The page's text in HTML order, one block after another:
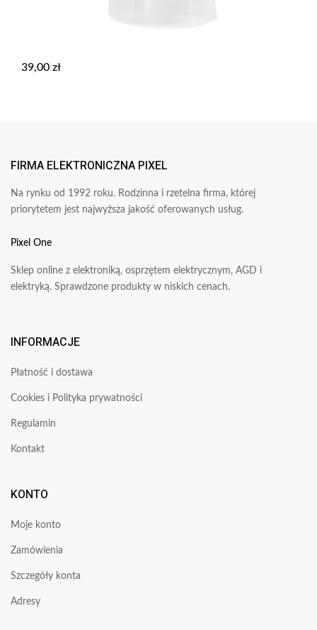
39,00 zł
FIRMA ELEKTRONICZNA PIXEL
Na rynku od 1992 roku. Rodzinna i rzetelna firma, której
priorytetem jest najwyższa jakość oferowanych usług.
Pixel One
Sklep online z elektroniką, osprzętem elektrycznym, AGD i
elektryką. Sprawdzone produkty w niskich cenach.
INFORMACJE
Płatność i dostawa
Cookies i Polityka prywatności
Regulamin
Kontakt
KONTO
Moje konto
Zamówienia
Szczegóły konta
Adresy